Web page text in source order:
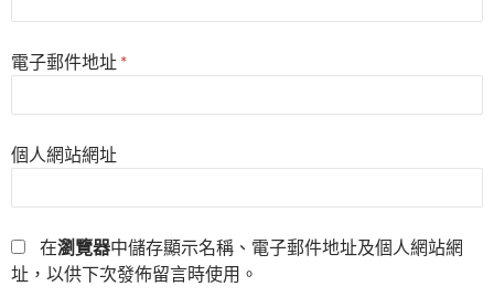
電子郵件地址 *
個人網站網址
在瀏覽器中儲存顯示名稱、電子郵件地址及個人網站網
址，以供下次發佈留言時使用。